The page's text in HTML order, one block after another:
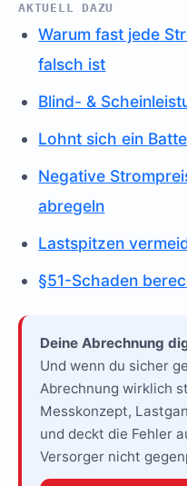
AKTUELL DAZU
Warum fast jede
falsch ist
Blind- &
Lohnt sich ein
Negative
abregeln
Lastspitzen
§51-Schaden
Deine Abrechnung
Und wenn du sicher
Abrechnung wirklich
Messkonzept,
und deckt die Fehler
Versorger nicht